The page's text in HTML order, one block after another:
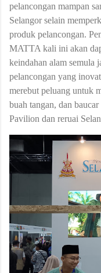
pelancongan mampan
Selangor selain
produk pelancongan.
MATTA kali ini akan
keindahan alam semula
pelancongan yang
merebut peluang untuk
buah tangan, dan
Pavilion dan reruai